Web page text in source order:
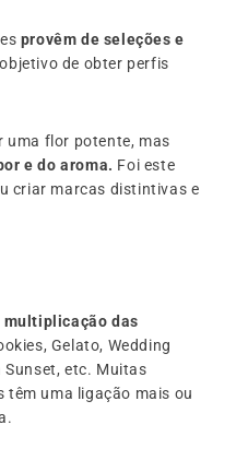
provêm de seleções e
de obter perfis
uma flor potente, mas
e do aroma. Foi este
criar marcas distintivas e
multiplicação das
Gelato, Wedding
Sunset, etc. Muitas
têm uma ligação mais ou